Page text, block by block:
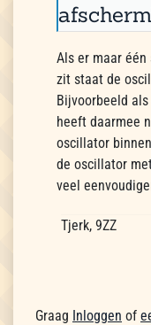
Als er maar
zit staat de
Bijvoorbeeld
heeft daarmee
oscillator
de oscillator
veel
Tjerk, 9ZZ
Graag Inloggen of